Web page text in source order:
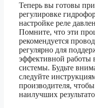
Теперь вы готовы
регулировке
настройке реле
Помните, что эти
рекомендуется
регулярно для
эффективной работы
системы. Будьте
следуйте
производителя,
наилучших